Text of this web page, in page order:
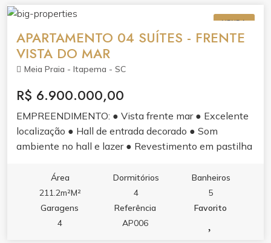
VENDA
APARTAMENTO 04 SUÍTES - FRENTE
VISTA DO MAR
Meia Praia - Itapema - SC
R$ 6.900.000,00
EMPREENDIMENTO: ● Vista frente mar ● Excelente
localização ● Hall de entrada decorado ● Som
ambiente no hall e lazer ● Revestimento em pastilha
Sensores de presença nas luzes das áreas comuns ●
Gerador de energia para situações de emergência ●
Infraestrutura para medidores de água, luz e gás
individuais ● Vaga privativa com infraestrutura para
Área
211.2m²M²
Dormitórios
4
Banheiros
5
Garagens
4
Referência
AP006
Favorito